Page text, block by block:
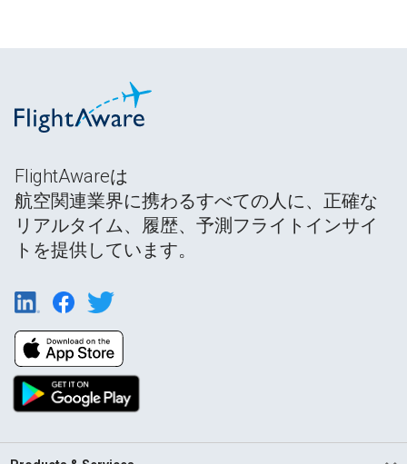
FlightAwareは
航空関連業界に携わるすべての人に、正確な
リアルタイム、履歴、予測フライトインサイ
トを提供しています。